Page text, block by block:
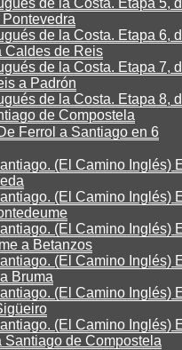
de la Costa. Etapa 5,
de la Costa. Etapa 6,
Caldes de Reis
de la Costa. Etapa 7,
a Padrón
de la Costa. Etapa 8,
de Compostela
Ferrol a Santiago en 6
(El Camino Inglés)
(El Camino Inglés)
(El Camino Inglés)
a Betanzos
(El Camino Inglés)
Bruma
(El Camino Inglés)
(El Camino Inglés)
Santiago de Compostela